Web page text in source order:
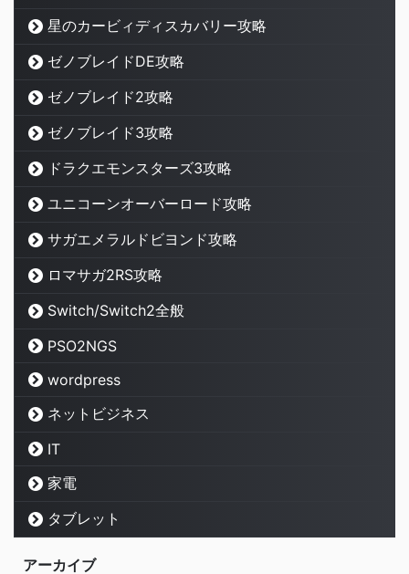
星のカービィディスカバリー攻略
ゼノブレイドDE攻略
ゼノブレイド2攻略
ゼノブレイド3攻略
ドラクエモンスターズ3攻略
ユニコーンオーバーロード攻略
サガエメラルドビヨンド攻略
ロマサガ2RS攻略
Switch/Switch2全般
PSO2NGS
wordpress
ネットビジネス
IT
家電
タブレット
アーカイブ